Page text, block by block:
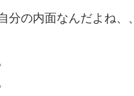
の内面なんだよね、、